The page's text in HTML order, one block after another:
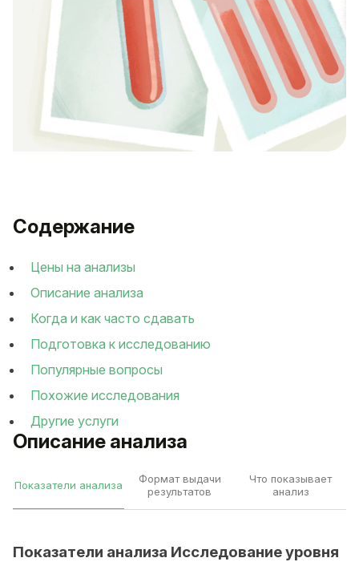
Описание анализа
Показатели анализа
Формат выдачи
результатов
Что показывает
анализ
Показатели анализа Исследование уровня
Содержание
Цены на анализы
Описание анализа
Когда и как часто сдавать
Подготовка к исследованию
Популярные вопросы
Похожие исследования
Другие услуги